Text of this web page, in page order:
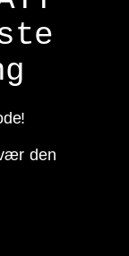
Surprise
den